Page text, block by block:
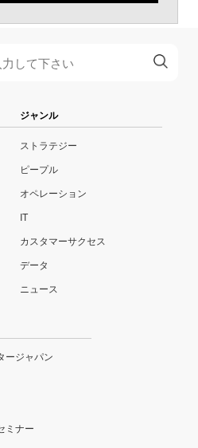
ジャンル
ストラテジー
ピープル
オペレーション
IT
カスタマーサクセス
データ
ニュース
ージャパン
ミナー